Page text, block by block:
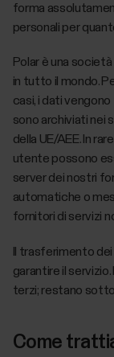
forma
personali per
Polar è una
in tutto il mondo.
casi, i dati
sono archiviati nei
della UE/AEE. In
utente possono
server dei nostri
automatiche o
fornitori di servizi
Il trasferimento
garantire il
terzi; restano
Come